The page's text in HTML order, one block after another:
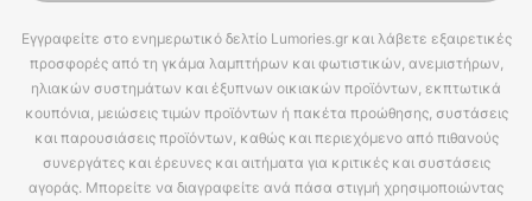
Εγγραφείτε στο ενημερωτικό δελτίο Lumories.gr και λάβετε εξαιρετικές
προσφορές από τη γκάμα λαμπτήρων και φωτιστικών, ανεμιστήρων,
ηλιακών συστημάτων και έξυπνων οικιακών προϊόντων, εκπτωτικά
κουπόνια, μειώσεις τιμών προϊόντων ή πακέτα προώθησης, συστάσεις
και παρουσιάσεις προϊόντων, καθώς και περιεχόμενο από πιθανούς
συνεργάτες και έρευνες και αιτήματα για κριτικές και συστάσεις
αγοράς. Μπορείτε να διαγραφείτε ανά πάσα στιγμή χρησιμοποιώντας